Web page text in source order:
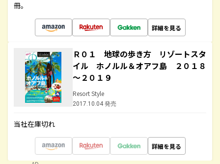
冊。
詳細を見る
Ｒ０１ 地球の歩き方 リゾートスタ
イル ホノルル＆オアフ島 ２０１８
～２０１９
Resort Style
2017.10.04 発売
当社在庫切れ
詳細を見る